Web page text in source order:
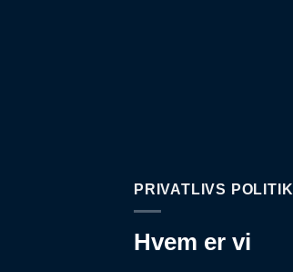
PRIVATLIVS POLITIK
Hvem er vi